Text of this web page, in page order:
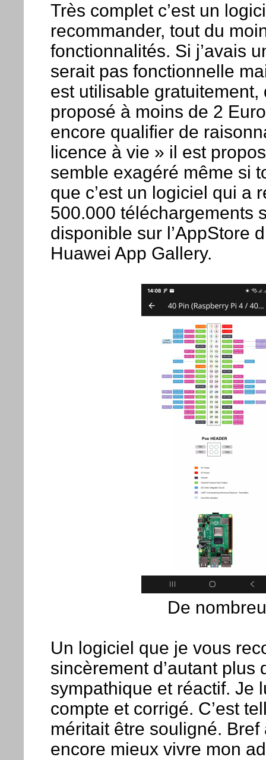
Très complet c’est un
recommander, tout du
fonctionnalités. Si j’avais
serait pas fonctionnelle
est utilisable
proposé à moins de 2
encore qualifier de
licence à vie » il est
semble exagéré même si
que c’est un logiciel qui a
500.000 téléchargements
disponible sur l’AppStore
Huawei App Gallery.
De
Un logiciel que je vous
sincèrement d’autant
sympathique et réactif. Je
compte et corrigé. C’est
méritait être souligné.
encore mieux vivre mon